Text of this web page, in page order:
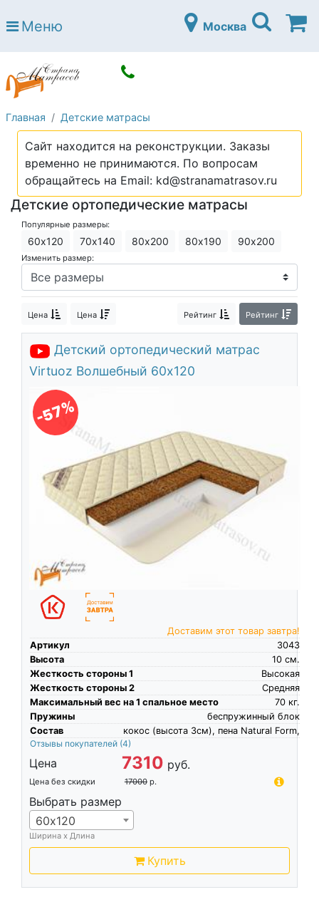
Страна матрасов
Open submenu (Матрасы)
Open submenu (Кровати)
Кровати
Open submenu (Аксессуары)
Open submenu (Диваны)
Диваны
Open submenu (Постельное белье)
Постельное белье
Open submenu (Мебель)
Мебель
Open submenu (Основания)
Основания
Open submenu (Детские матрасы)
Детские матрасы
Open submenu (Детские кровати)
Open submenu (Шкафы)
Шкафы
Контакты
Меню Москва
Главная Детские матрасы
Сайт находится на реконструкции. Заказы
временно не принимаются. По вопросам
обращайтесь на Email: kd@stranamatrasov.ru
Детские ортопедические матрасы
Популярные размеры:
60х120 70х140 80х200 80х190 90х200
Изменить размер:
Цена Цена Рейтинг Рейтинг
Детский ортопедический матрас
Virtuoz Волшебный 60х120
-57%
Доставим этот товар завтра!
Артикул
3043
Высота
см.
10
Жесткость стороны 1
Высокая
Жесткость стороны 2
Средняя
Максимальный вес на 1 спальное место
кг.
70
Пружины
беспружинный блок
Состав
кокос (высота 3см), пена Natural Form,
Отзывы покупателей (4)
Цена 7310 руб.
Цена без скидки 17000 р.
Выбрать размер
60х120
Ширина х Длина
Купить